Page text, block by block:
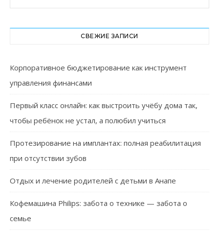
СВЕЖИЕ ЗАПИСИ
Корпоративное бюджетирование как инструмент
управления финансами
Первый класс онлайн: как выстроить учёбу дома так,
чтобы ребёнок не устал, а полюбил учиться
Протезирование на имплантах: полная реабилитация
при отсутствии зубов
Отдых и лечение родителей с детьми в Анапе
Кофемашина Philips: забота о технике — забота о
семье